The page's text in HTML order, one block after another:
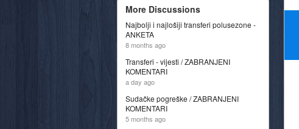
More Discussions
Najbolji i najlošiji transferi polusezone -
ANKETA
8 months ago
Transferi - vijesti / ZABRANJENI
KOMENTARI
a day ago
Sudačke pogreške / ZABRANJENI
KOMENTARI
5 months ago